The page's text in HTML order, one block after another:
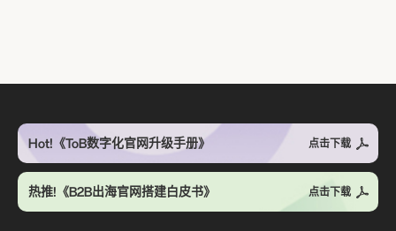
Hot!《ToB数字化官网升级手册》 点击下载
热推!《B2B出海官网搭建白皮书》 点击下载